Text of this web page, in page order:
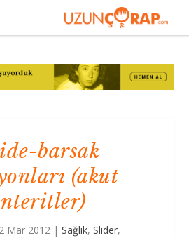
barsak
(akut
Mar 2012 |Sağlık,Slider,